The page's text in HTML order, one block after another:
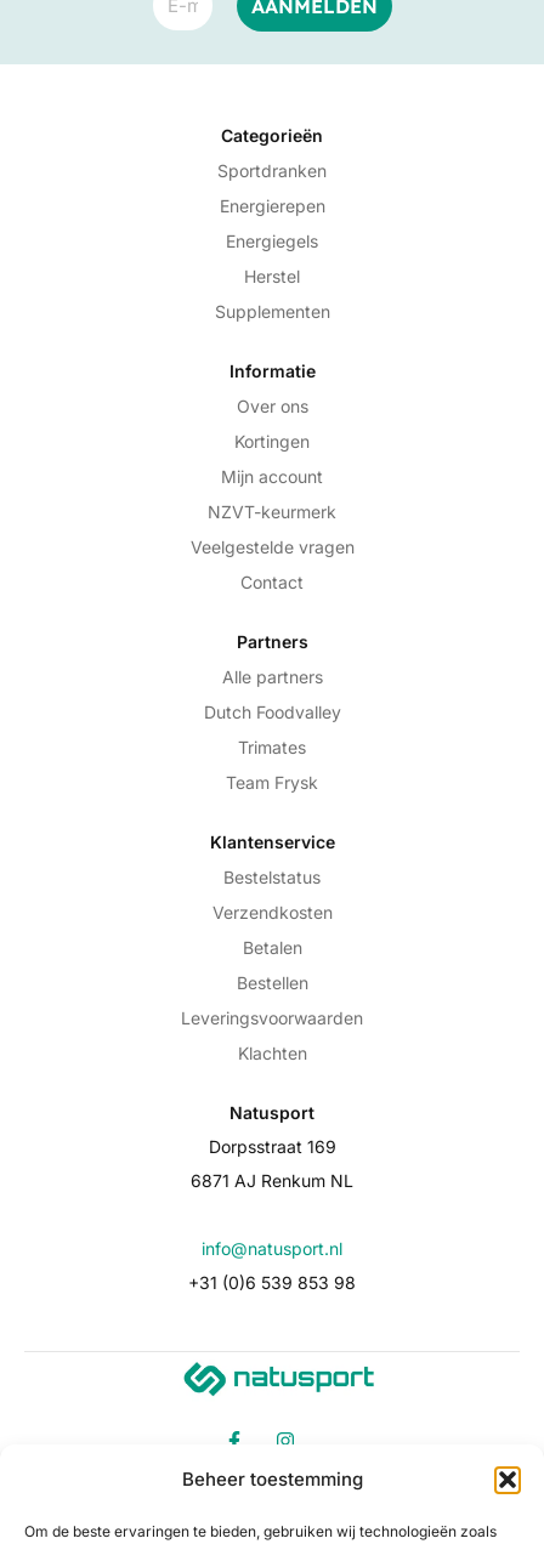
Beheer toestemming
Om de beste ervaringen te bieden, gebruiken wij technologieën zoals
Categorieën
Sportdranken
Energierepen
Energiegels
Herstel
Supplementen
Informatie
Over ons
Kortingen
Mijn account
NZVT-keurmerk
Veelgestelde vragen
Contact
Partners
Alle partners
Dutch Foodvalley
Trimates
Team Frysk
Klantenservice
Bestelstatus
Verzendkosten
Betalen
Bestellen
Leveringsvoorwaarden
Klachten
Natusport
Dorpsstraat 169
6871 AJ Renkum NL
info@natusport.nl
+31 (0)6 539 853 98